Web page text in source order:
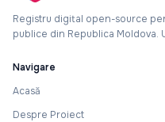
Registru digital open-source
publice din Republica
Navigare
Acasă
Despre Proiect